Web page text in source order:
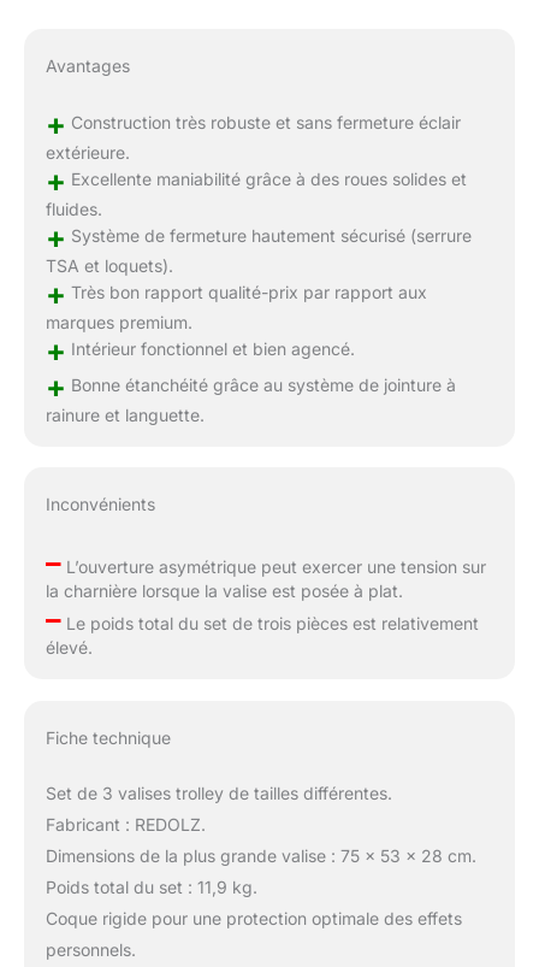
Avantages
+ Construction très robuste et sans fermeture éclair
extérieure.
+ Excellente maniabilité grâce à des roues solides et
fluides.
+ Système de fermeture hautement sécurisé (serrure
TSA et loquets).
+ Très bon rapport qualité-prix par rapport aux
marques premium.
+ Intérieur fonctionnel et bien agencé.
+ Bonne étanchéité grâce au système de jointure à
rainure et languette.
Inconvénients
–L’ouverture asymétrique peut exercer une tension sur
la charnière lorsque la valise est posée à plat.
–Le poids total du set de trois pièces est relativement
élevé.
Fiche technique
Set de 3 valises trolley de tailles différentes.
Fabricant : REDOLZ.
Dimensions de la plus grande valise : 75 x 53 x 28 cm.
Poids total du set : 11,9 kg.
Coque rigide pour une protection optimale des effets
personnels.